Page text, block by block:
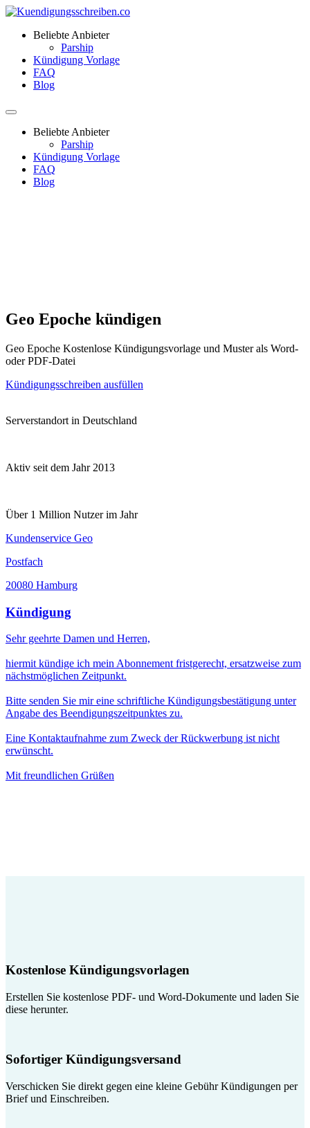
Beliebte Anbieter
Parship
Kündigung Vorlage
FAQ
Blog
Beliebte Anbieter
Parship
Kündigung Vorlage
FAQ
Blog
Geo Epoche kündigen
Geo Epoche Kostenlose Kündigungsvorlage und Muster als Word-
oder PDF-Datei
Kündigungsschreiben ausfüllen
Serverstandort in Deutschland
Aktiv seit dem Jahr 2013
Über 1 Million Nutzer im Jahr
Kundenservice Geo
Postfach
20080 Hamburg
Kündigung
Sehr geehrte Damen und Herren,
hiermit kündige ich mein Abonnement fristgerecht, ersatzweise zum
nächstmöglichen Zeitpunkt.
Bitte senden Sie mir eine schriftliche Kündigungsbestätigung unter
Angabe des Beendigungszeitpunktes zu.
Eine Kontaktaufnahme zum Zweck der Rückwerbung ist nicht
erwünscht.
Mit freundlichen Grüßen
Kostenlose Kündigungsvorlagen
Erstellen Sie kostenlose PDF- und Word-Dokumente und laden Sie
diese herunter.
Sofortiger Kündigungsversand
Verschicken Sie direkt gegen eine kleine Gebühr Kündigungen per
Brief und Einschreiben.